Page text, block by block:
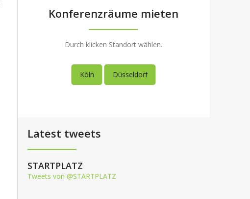
Konferenzräume mieten
Durch klicken Standort wählen.
Köln Düsseldorf
Latest tweets
STARTPLATZ
Tweets von @STARTPLATZ